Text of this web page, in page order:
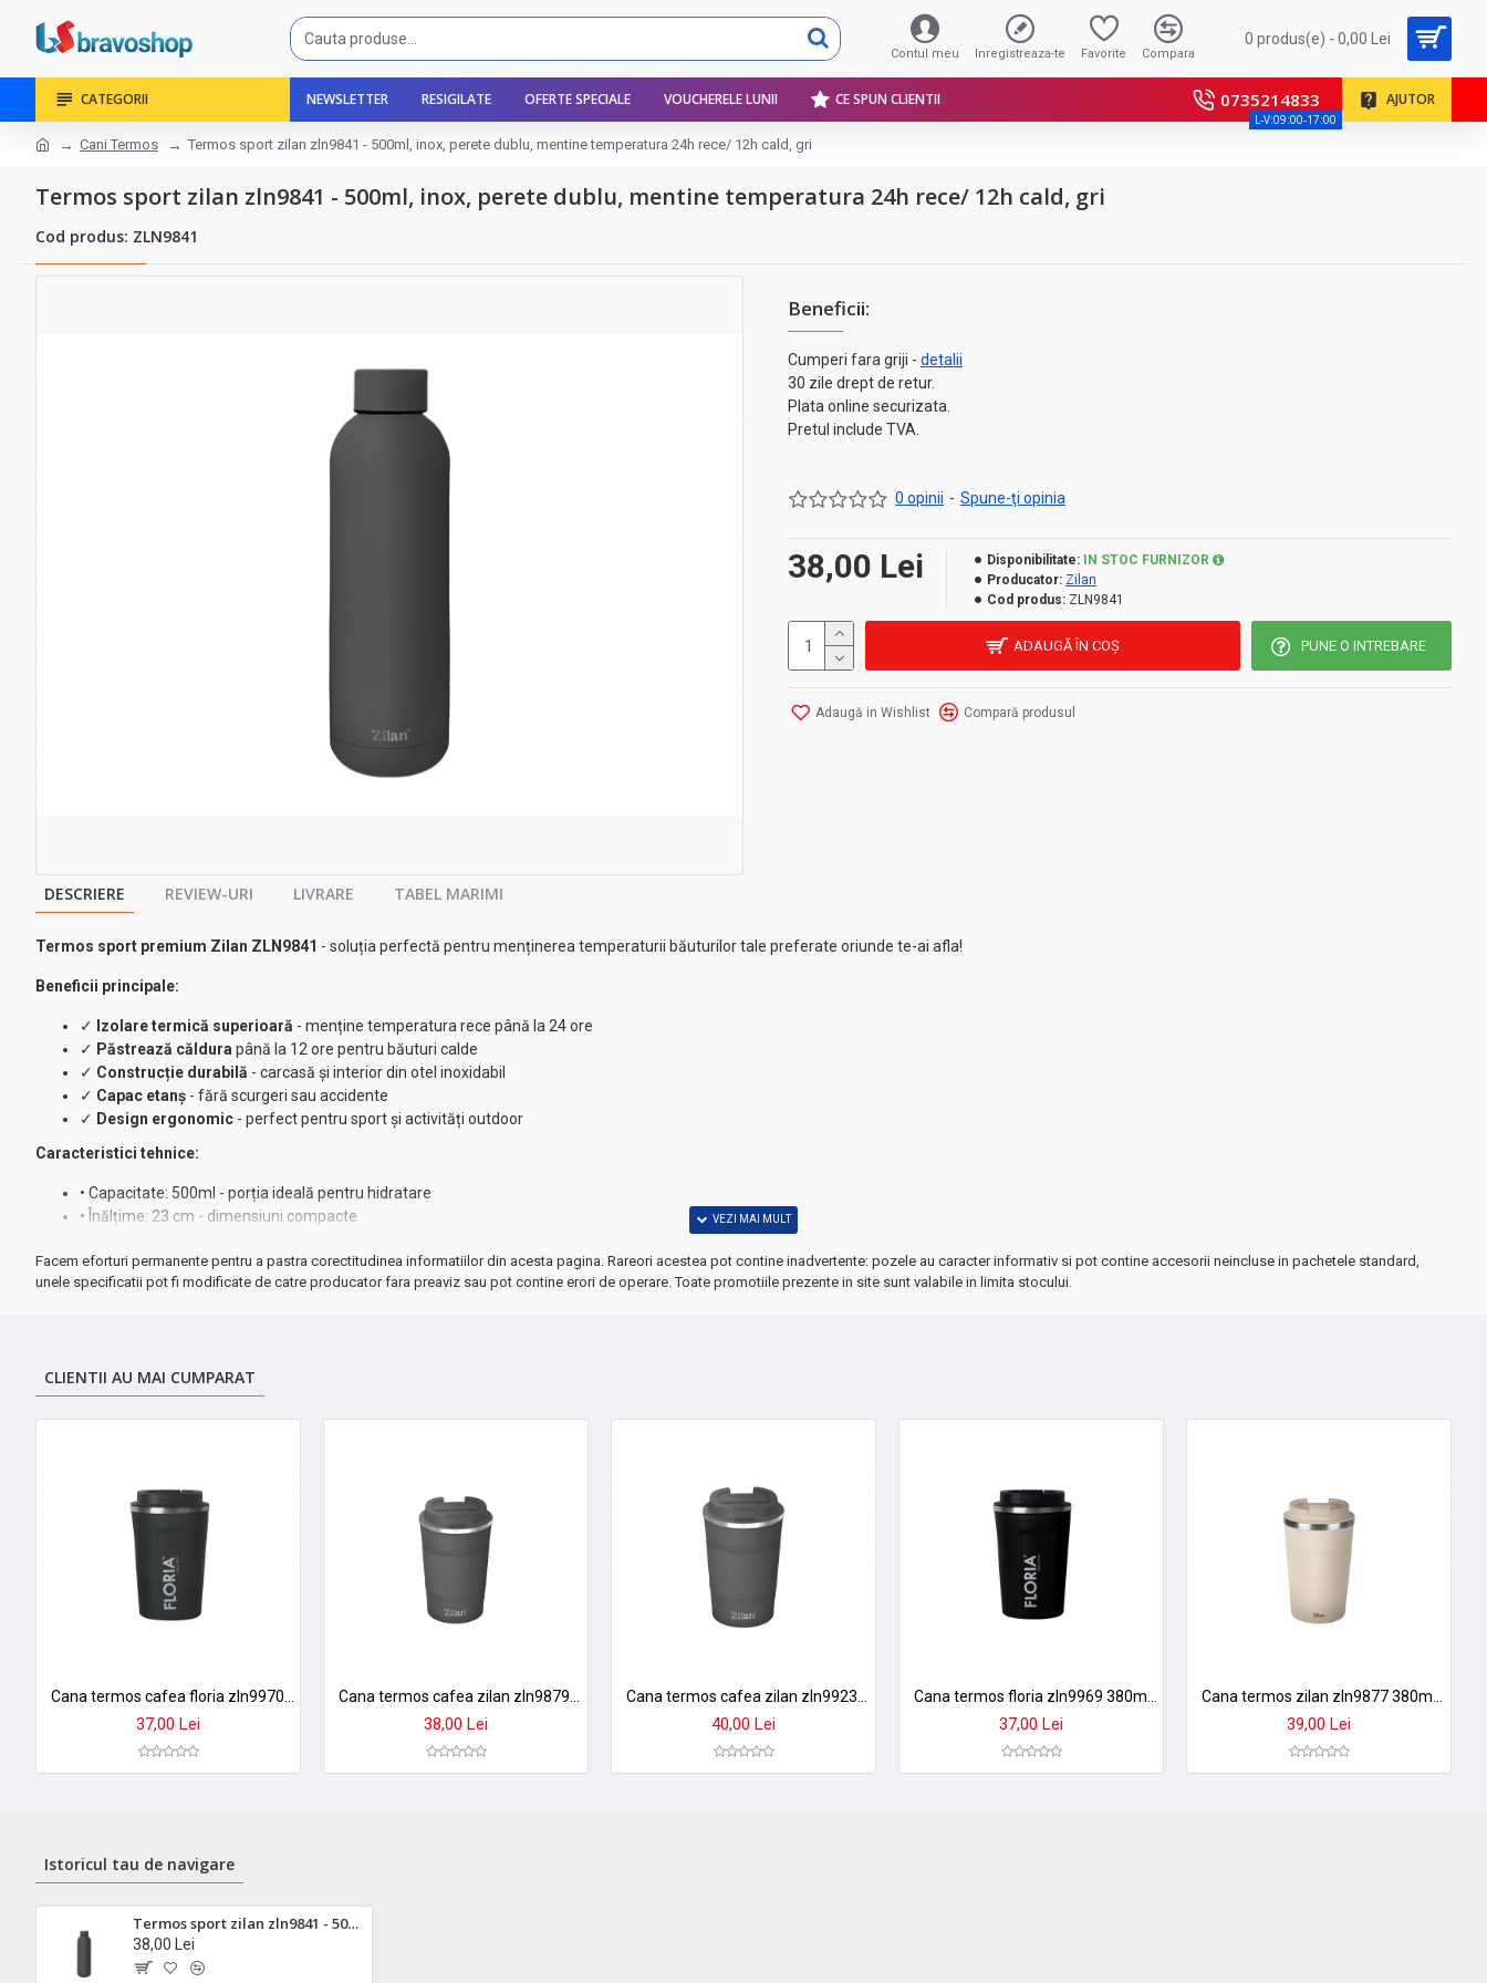
Contul meu Inregistreaza-te Favorite Compara
0 produs(e) - 0,00 Lei
CATEGORII NEWSLETTER RESIGILATE OFERTE SPECIALE VOUCHERELE LUNII CE SPUN CLIENTII 0735214833
L-V:09:00-17:00
AJUTOR
Cani Termos Termos sport zilan zln9841 - 500ml, inox, perete dublu, mentine temperatura 24h rece/ 12h cald, gri
Termos sport zilan zln9841 - 500ml, inox, perete dublu, mentine temperatura 24h rece/ 12h cald, gri
Cod produs: ZLN9841
Beneficii:
Cumperi fara griji - detalii
30 zile drept de retur.
Plata online securizata.
Pretul include TVA.
0 opinii - Spune-ţi opinia
38,00 Lei Disponibilitate:
IN STOC FURNIZOR
Producator: Zilan
Cod produs: ZLN9841
ADAUGĂ ÎN COŞ PUNE O INTREBARE
Adaugă in Wishlist Compară produsul
DESCRIERE REVIEW-URI LIVRARE TABEL MARIMI
Termos sport premium Zilan ZLN9841 - soluția perfectă pentru menținerea temperaturii băuturilor tale preferate oriunde te-ai afla!
Beneficii principale:
✓ Izolare termică superioară - menține temperatura rece până la 24 ore
✓ Păstrează căldura până la 12 ore pentru băuturi calde
✓ Construcție durabilă - carcasă și interior din otel inoxidabil
✓ Capac etanș - fără scurgeri sau accidente
✓ Design ergonomic - perfect pentru sport și activități outdoor
Caracteristici tehnice:
• Capacitate: 500ml - porția ideală pentru hidratare
• Înălțime: 23 cm - dimensiuni compacte
• Material: 100% oțel inoxidabil food-grade
• Culoare: gri elegant și modern
Investiție inteligentă pentru un stil de viață activ și sănătos! ➤
Facem eforturi permanente pentru a pastra corectitudinea informatiilor din acesta pagina. Rareori acestea pot contine inadvertente: pozele au caracter informativ si pot contine accesorii neincluse in pachetele standard,
unele specificatii pot fi modificate de catre producator fara preaviz sau pot contine erori de operare. Toate promotiile prezente in site sunt valabile in limita stocului.
CLIENTII AU MAI CUMPARAT
Cana termos cafea floria zln9970 - 380ml, inox, pereti dubli, mentine temperatura 8h
37,00 Lei
Cana termos cafea zilan zln9879 - 380ml, inox, perete dublu, mentine temperatura 8h, gri
38,00 Lei
Cana termos cafea zilan zln9923, 510ml - inox, pereti dubli, mentine temperatura 12h
40,00 Lei
Cana termos floria zln9969 380ml - inox, pereti dubli, izolare termica 8h, negru
37,00 Lei
Cana termos zilan zln9877 380ml - inox, perete dublu, mentine temperatura 8h, crem
39,00 Lei
Istoricul tau de navigare
Termos sport zilan zln9841 - 500ml, inox, perete dublu, mentine temperatura 24h rece/ 12h cald, gri
38,00 Lei